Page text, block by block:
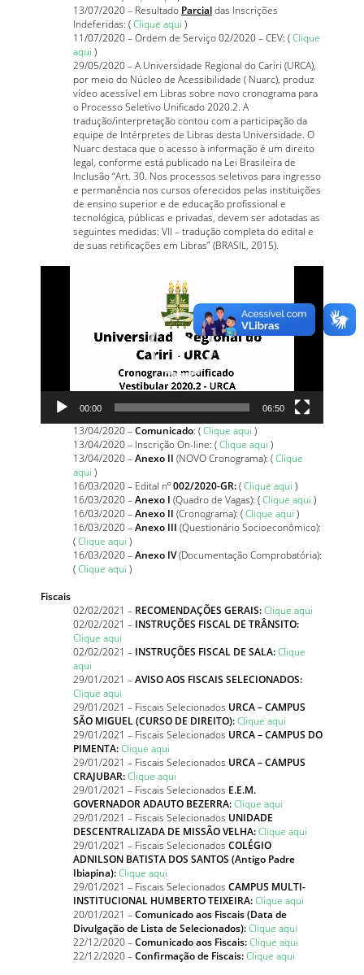
13/07/2020 – Resultado Parcialdas Inscrições
Indeferidas: (Clique aqui )
11/07/2020 – Ordem de Serviço 02/2020 – CEV: (Clique
aqui )
29/05/2020 – A Universidade Regional do Cariri (URCA),
por meio do Núcleo de Acessibilidade ( Nuarc), produz
vídeo acessível em Libras sobre novo cronograma para
o Processo Seletivo Unificado 2020.2. A
tradução/interpretação contou com a participação da
equipe de Intérpretes de Libras desta Universidade. O
Nuarc destaca que o acesso à informação é um direito
legal, conforme está publicado na Lei Brasileira de
Inclusão “Art. 30. Nos processos seletivos para ingresso
e permanência nos cursos oferecidos pelas instituições
de ensino superior e de educação profissional e
tecnológica, públicas e privadas, devem ser adotadas as
seguintes medidas: VII – tradução completa do edital e
de suas retificações em Libras” (BRASIL, 2015).
Tocador
00:00 06:50
13/04/2020 –Comunicado: (Clique aqui )
13/04/2020 – Inscrição On-line: (Clique aqui )
13/04/2020 –Anexo II (NOVO Cronograma): (Clique
aqui )
16/03/2020 – Edital nº002/2020-GR:(Clique aqui )
16/03/2020 –Anexo I (Quadro de Vagas): (Clique aqui )
16/03/2020 –Anexo II (Cronograma): (Clique aqui )
16/03/2020 –Anexo III (Questionário Socioeconômico):
(Clique aqui )
16/03/2020 –Anexo IV(Documentação Comprobatória):
(Clique aqui )
Fiscais
02/02/2021 – RECOMENDAÇÕES GERAIS:Clique aqui
02/02/2021 – INSTRUÇÕES FISCAL DE TRÂNSITO:
Clique aqui
02/02/2021 – INSTRUÇÕES FISCAL DE SALA:Clique
aqui
29/01/2021 –AVISO AOS FISCAIS SELECIONADOS:
Clique aqui
29/01/2021 – Fiscais Selecionados URCA – CAMPUS
SÃO MIGUEL (CURSO DE DIREITO):Clique aqui
29/01/2021 – Fiscais Selecionados URCA – CAMPUS DO
PIMENTA:Clique aqui
29/01/2021 – Fiscais Selecionados URCA – CAMPUS
CRAJUBAR:Clique aqui
29/01/2021 – Fiscais Selecionados E.E.M.
GOVERNADOR ADAUTO BEZERRA:Clique aqui
29/01/2021 – Fiscais Selecionados UNIDADE
DESCENTRALIZADA DE MISSÃO VELHA:Clique aqui
29/01/2021 – Fiscais Selecionados COLÉGIO
ADNILSON BATISTA DOS SANTOS (Antigo Padre
Ibiapina):Clique aqui
29/01/2021 – Fiscais Selecionados CAMPUS MULTI-
INSTITUCIONAL HUMBERTO TEIXEIRA:Clique aqui
20/01/2021 –Comunicado aos Fiscais (Data de
Divulgação de Lista de Selecionados):Clique aqui
22/12/2020 –Comunicado aos Fiscais:Clique aqui
22/12/2020 –Confirmação de Fiscais:Clique aqui